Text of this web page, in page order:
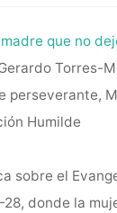
que no
Torres-
perseverante,
Humilde
sobre el
28, donde la